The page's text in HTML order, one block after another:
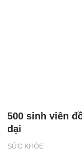
SỨC KHỎE
500 sinh viên
dại